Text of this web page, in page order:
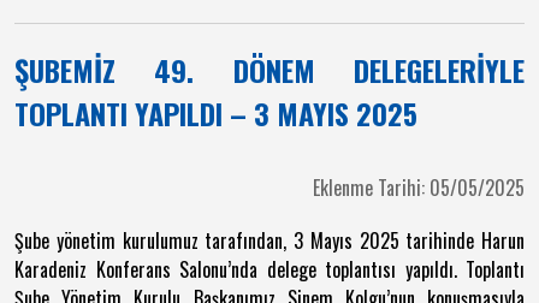
ŞUBEMİZ 49. DÖNEM DELEGELERİYLE
TOPLANTI YAPILDI – 3 MAYIS 2025
Eklenme Tarihi: 05/05/2025
Şube yönetim kurulumuz tarafından, 3 Mayıs 2025 tarihinde Harun
Karadeniz Konferans Salonu’nda delege toplantısı yapıldı. Toplantı